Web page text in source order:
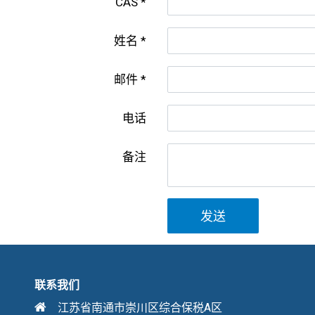
姓名
邮件
电话
备注
发送
联系我们
江苏省南通市崇川区综合保税A区